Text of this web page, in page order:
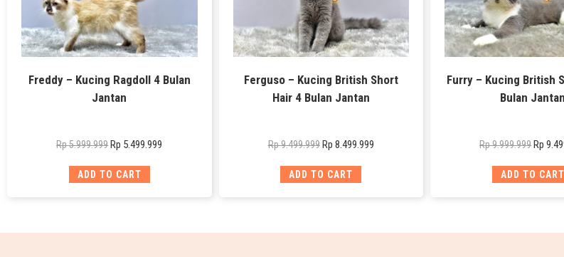
Freddy – Kucing Ragdoll 4 Bulan
Jantan
Rp5.999.999Rp 5.499.999
ADD TO CART
Ferguso – Kucing British Short
Hair 4 Bulan Jantan
Rp9.499.999 Rp 8.499.999
ADD TO CART
Furry – Kucing British
Bulan Jantan
Rp9.999.999Rp
ADD TO CART